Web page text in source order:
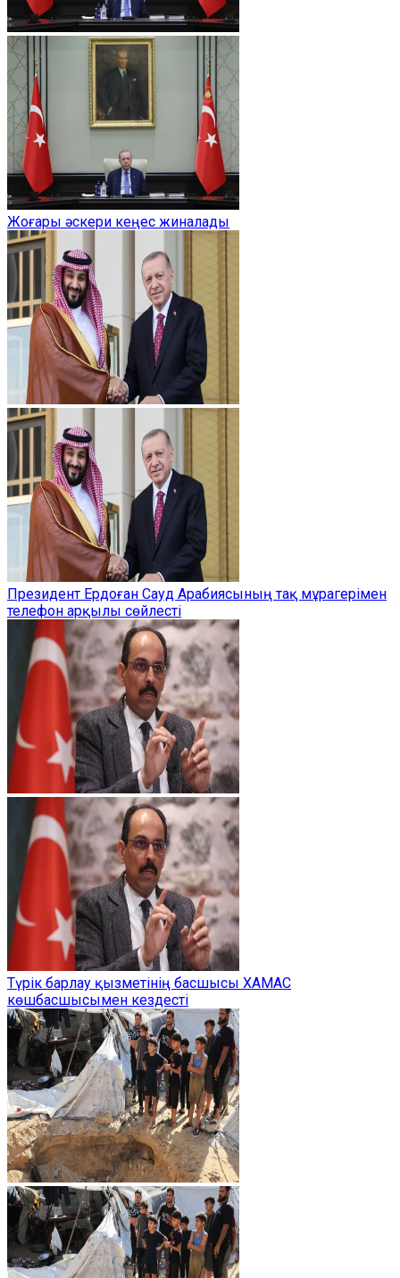
Жоғары әскери кеңес жиналады
Президент Ердоған Сауд Арабиясының тақ мұрагерімен
телефон арқылы сөйлесті
Түрік барлау қызметінің басшысы ХАМАС
көшбасшысымен кездесті